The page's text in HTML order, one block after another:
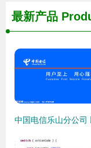
最新产品